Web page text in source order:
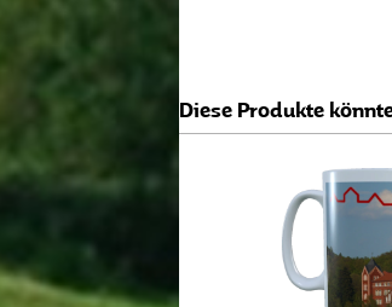
Diese Produkte